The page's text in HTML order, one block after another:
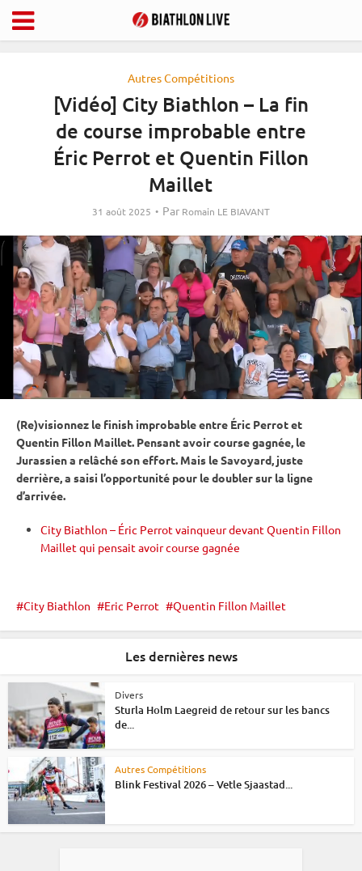
Autres Compétitions
[Vidéo] City Biathlon – La fin
de course improbable entre
Éric Perrot et Quentin Fillon
Maillet
31 août 2025 Par Romain LE BIAVANT
(Re)visionnez le finish improbable entre Éric Perrot et
Quentin Fillon Maillet. Pensant avoir course gagnée, le
Jurassien a relâché son effort. Mais le Savoyard, juste
derrière, a saisi l’opportunité pour le doubler sur la ligne
d’arrivée.
City Biathlon – Éric Perrot vainqueur devant Quentin Fillon
Maillet qui pensait avoir course gagnée
City Biathlon Eric Perrot Quentin Fillon Maillet
Les dernières news
Divers
Sturla Holm Laegreid de retour sur les bancs
de...
Autres Compétitions
Blink Festival 2026 – Vetle Sjaastad...